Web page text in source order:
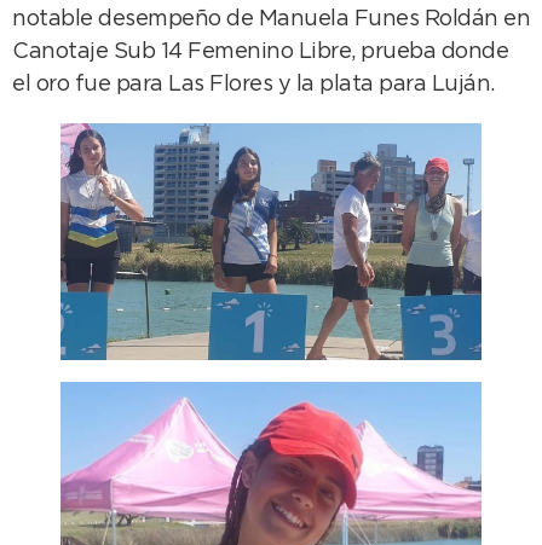
notable desempeño de Manuela Funes Roldán en
Canotaje Sub 14 Femenino Libre, prueba donde
el oro fue para Las Flores y la plata para Luján.